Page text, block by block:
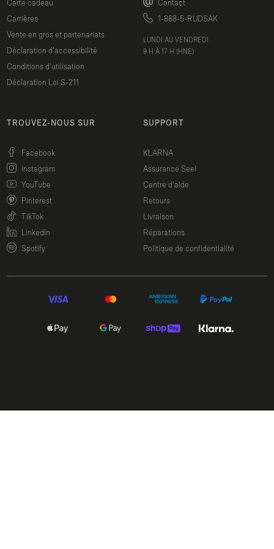
26.25"
28.25"
71.75cm
23.75"
25.75"
65.40cm
27.75"
Carte cadeau
Carrières
Vente en gros et partenariats
Déclaration d'accessibilité
Conditions d'utilisation
Déclaration Loi S-211
Contact
1-888-5-RUDSAK
LUNDI AU VENDREDI
9 H À 17 H (HNE)
TROUVEZ-NOUS SUR
Facebook
(Ouvrir le lien dans une nouvelle fenêtre)
Instagram
(Ouvrir le lien dans une nouvelle fenêtre)
YouTube
(Ouvrir le lien dans une nouvelle fenêtre)
Pinterest
(Ouvrir le lien dans une nouvelle fenêtre)
TikTok
(Ouvrir le lien dans une nouvelle fenêtre)
LinkedIn
(Ouvrir le lien dans une nouvelle fenêtre)
Spotify
(Ouvrir le lien dans une nouvelle fenêtre)
SUPPORT
KLARNA
Assurance Seel
Centre d'aide
Retours
Livraison
Réparations
Politique de confidentialité